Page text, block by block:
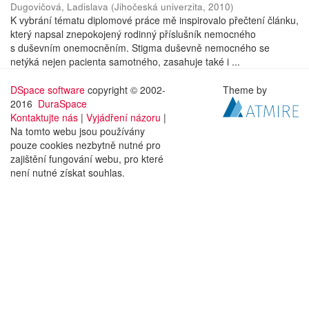
Dugovičová, Ladislava (Jihočeská univerzita, 2010)
K vybrání tématu diplomové práce mě inspirovalo přečtení článku,
který napsal znepokojený rodinný příslušník nemocného
s duševním onemocněním. Stigma duševně nemocného se
netýká nejen pacienta samotného, zasahuje také i ...
DSpace software copyright © 2002-
2016 DuraSpace
Kontaktujte nás | Vyjádření názoru |
Na tomto webu jsou používány
pouze cookies nezbytně nutné pro
zajištění fungování webu, pro které
není nutné získat souhlas.
Theme by